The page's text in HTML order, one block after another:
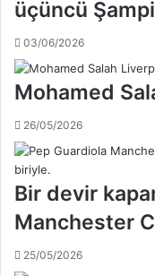
r
p
a
L
i
g
'
n
d
e
k
i
r
e
r
a
r
e
s
i
m
a
d
üçüncü
03/06/2026
Mohamed
26/05/2026
Bir devir
Manchester
25/05/2026